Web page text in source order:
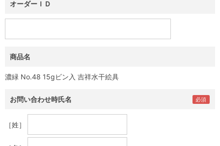
オーダーＩＤ
商品名
濃緑 No.48 15gビン入 吉祥水干絵具
お問い合わせ時氏名
［姓］